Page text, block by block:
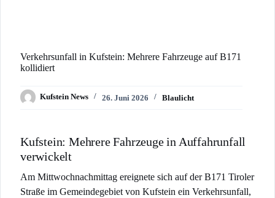
Verkehrsunfall in Kufstein: Mehrere Fahrzeuge auf B171
kollidiert
Kufstein News 26. Juni 2026 Blaulicht
Kufstein: Mehrere Fahrzeuge in Auffahrunfall
verwickelt
Am Mittwochnachmittag ereignete sich auf der B171 Tiroler
Straße im Gemeindegebiet von Kufstein ein Verkehrsunfall,